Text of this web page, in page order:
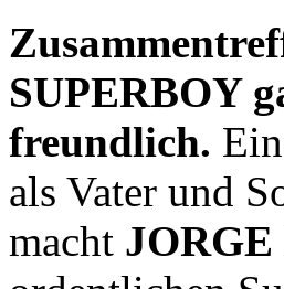
SUPERBOY
freundlich.
als Vater und
macht